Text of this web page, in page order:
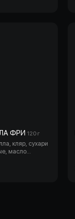
ФРИ 120 г
кляр, сухари
масло